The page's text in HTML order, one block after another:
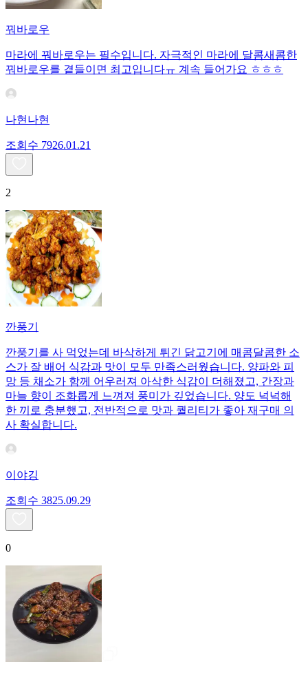
꿔바로우
마라에 꿔바로우는 필수입니다. 자극적인 마라에 달콤새콤한
꿔바로우를 곁들이면 최고입니다ㅠ 계속 들어가요 ㅎㅎㅎ
나현나현
조회수 7926.01.21
2
깐풍기
깐풍기를 사 먹었는데 바삭하게 튀긴 닭고기에 매콤달콤한 소
스가 잘 배어 식감과 맛이 모두 만족스러웠습니다. 양파와 피
망 등 채소가 함께 어우러져 아삭한 식감이 더해졌고, 간장과
마늘 향이 조화롭게 느껴져 풍미가 깊었습니다. 양도 넉넉해
한 끼로 충분했고, 전반적으로 맛과 퀄리티가 좋아 재구매 의
사 확실합니다.
이야깅
조회수 3825.09.29
0